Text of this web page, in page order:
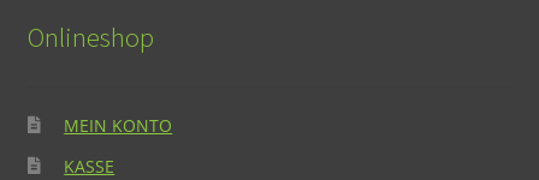
Onlineshop
MEIN KONTO
KASSE